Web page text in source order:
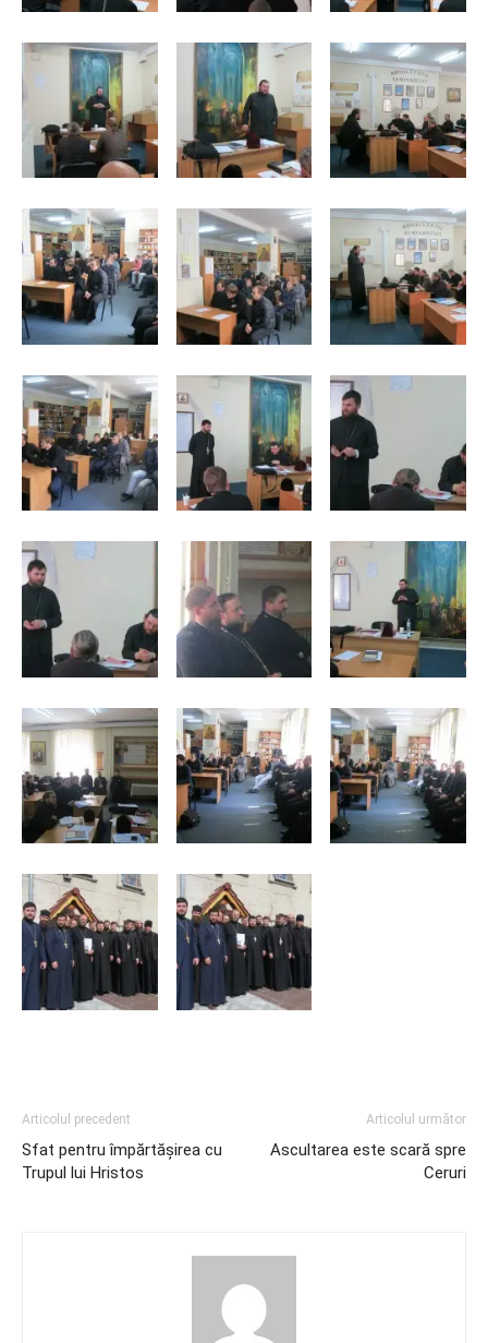
Articolul precedent
Sfat pentru împărtășirea cu
Trupul lui Hristos
Articolul următor
Ascultarea este scară spre
Ceruri